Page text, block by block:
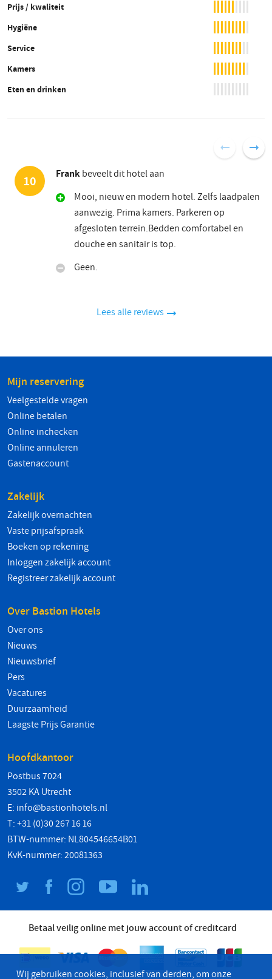
Prijs / kwaliteit
Hygiëne
Service
Kamers
Eten en drinken
10 Frankbeveelt dit hotel aan
Mooi, nieuw en modern hotel. Zelfs laadpalen
aanwezig. Prima kamers. Parkeren op
afgesloten terrein.Bedden comfortabel en
douche en sanitair is top.
Geen.
Lees alle reviews
Mijn reservering
Veelgestelde vragen
Online betalen
Online inchecken
Online annuleren
Gastenaccount
Zakelijk
Zakelijk overnachten
Vaste prijsafspraak
Boeken op rekening
Inloggen zakelijk account
Registreer zakelijk account
Over Bastion Hotels
Over ons
Nieuws
Nieuwsbrief
Pers
Vacatures
Duurzaamheid
Laagste Prijs Garantie
Hoofdkantoor
Postbus 7024
3502 KA Utrecht
E: info@bastionhotels.nl
T: +31 (0)30 267 16 16
BTW-nummer: NL804546654B01
KvK-nummer: 20081363
Betaal veilig online met jouw account of creditcard
Wij gebruiken cookies, inclusief van derden, om onze